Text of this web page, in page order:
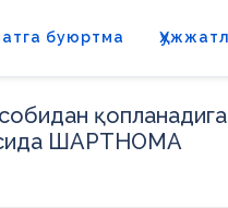
буюртма
ШАРТНОМА